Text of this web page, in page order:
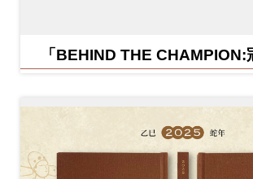
「BEHIND THE CHAMPION: